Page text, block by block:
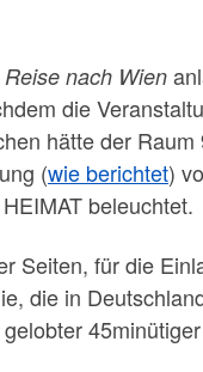
nach Wien
die
hätte der
(wie berichtet)
beleuchtet.
Seiten, für die
die in